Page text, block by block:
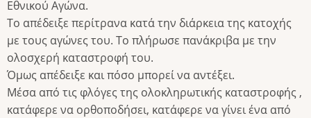
Εθνικού Αγώνα.
Το απέδειξε περίτρανα κατά την διάρκεια της κατοχής
με τους αγώνες του. Το πλήρωσε πανάκριβα με την
ολοσχερή καταστροφή του.
Όμως απέδειξε και πόσο μπορεί να αντέξει.
Μέσα από τις φλόγες της ολοκληρωτικής καταστροφής ,
κατάφερε να ορθοποδήσει, κατάφερε να γίνει ένα από